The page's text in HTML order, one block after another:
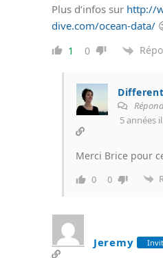
Plus d’infos sur http://
dive.com/ocean-data/
1 0
5 années
Merci Brice pour
0 0
Jeremy